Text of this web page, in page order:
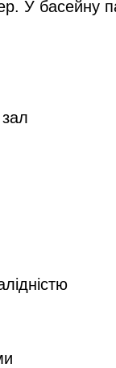
У басейну